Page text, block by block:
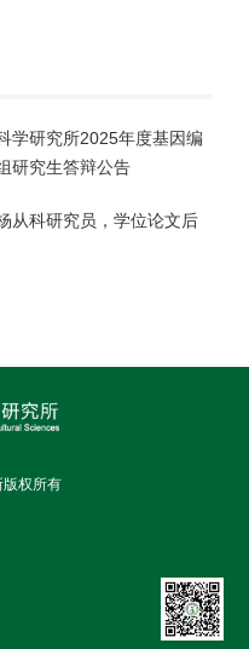
学研究所2025年度基因编
研究生答辩公告
从科研究员，学位论文后
权所有